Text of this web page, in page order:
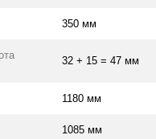
350 мм
32 + 15 = 47 мм
1180 мм
1085 мм